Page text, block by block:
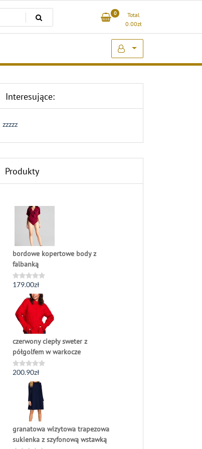
0
Total
0.00zł
Interesujące:
zzzzz
Produkty
bordowe kopertowe body z
falbanką
Oceniono
179.00zł
czerwony ciepły sweter z
półgolfem w warkocze
Oceniono
200.90zł
granatowa wizytowa trapezowa
sukienka z szyfonową wstawką